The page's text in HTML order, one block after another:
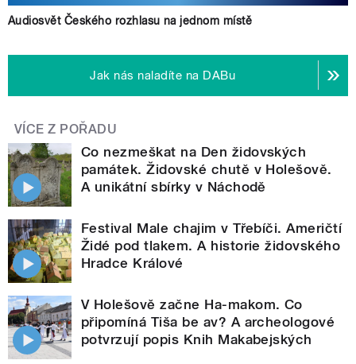
Audiosvět Českého rozhlasu na jednom místě
Jak nás naladíte na DABu
VÍCE Z POŘADU
Co nezmeškat na Den židovských
památek. Židovské chutě v Holešově.
A unikátní sbírky v Náchodě
Festival Male chajim v Třebíči. Američtí
Židé pod tlakem. A historie židovského
Hradce Králové
V Holešově začne Ha-makom. Co
připomíná Tiša be av? A archeologové
potvrzují popis Knih Makabejských